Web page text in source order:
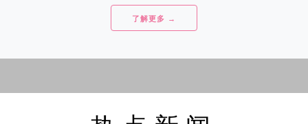
了解更多 →